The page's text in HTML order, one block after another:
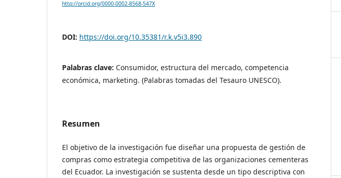
http://orcid.org/0000-0002-8568-547X
DOI: https://doi.org/10.35381/r.k.v5i3.890
Palabras clave: Consumidor, estructura del mercado, competencia
económica, marketing. (Palabras tomadas del Tesauro UNESCO).
Resumen
El objetivo de la investigación fue diseñar una propuesta de gestión de
compras como estrategia competitiva de las organizaciones cementeras
del Ecuador. La investigación se sustenta desde un tipo descriptiva con